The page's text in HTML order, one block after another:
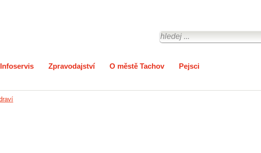
Infoservis Zpravodajství O městě Tachov Pejsci